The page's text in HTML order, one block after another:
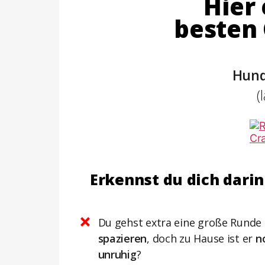
besten
Erkennst du dich
Du gehst extra eine große
spazieren, doch zu Hause ist er
unruhig?